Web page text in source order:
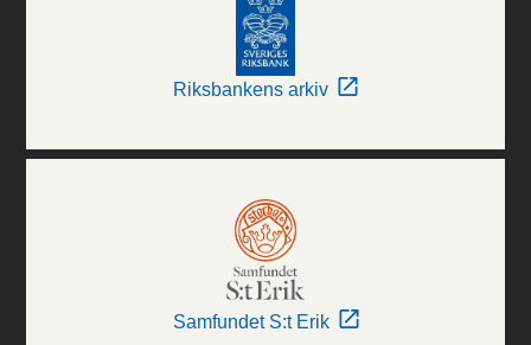
Riksbankens arkiv
Samfundet S:t Erik